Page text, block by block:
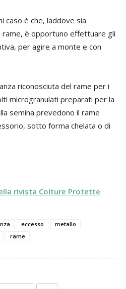
caso è che, laddove sia
rame, è opportuno effettuare gli
per agire a monte e con
riconosciuta del rame per i
microgranulati preparati per la
semina prevedono il rame
sotto forma chelata o di
rivista Colture Protette
eccesso
metallo
rame